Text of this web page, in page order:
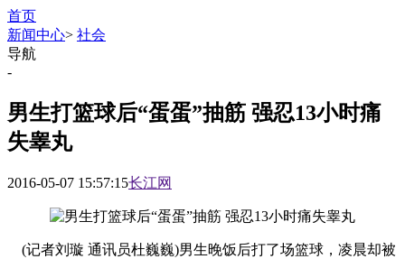
首页
新闻中心> 社会
导航
-
男生打篮球后“蛋蛋”抽筋 强忍13小时痛
失睾丸
2016-05-07 15:57:15长江网
(记者刘璇 通讯员杜巍巍)男生晚饭后打了场篮球，凌晨却被